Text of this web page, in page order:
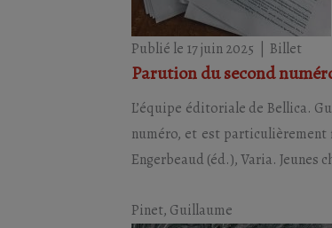
Publié le 17 juin 2025 Billet
Parution du second
L’équipe éditoriale de Bellica.
numéro, et est particulièrement
Engerbeaud (éd.), Varia. Jeunes
Pinet, Guillaume